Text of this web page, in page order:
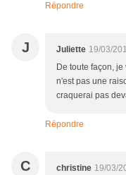
Répondre
J Juliette 19/03/
De toute façon,
n'est pas une
craquerai pas
Répondre
C christine 19/03/